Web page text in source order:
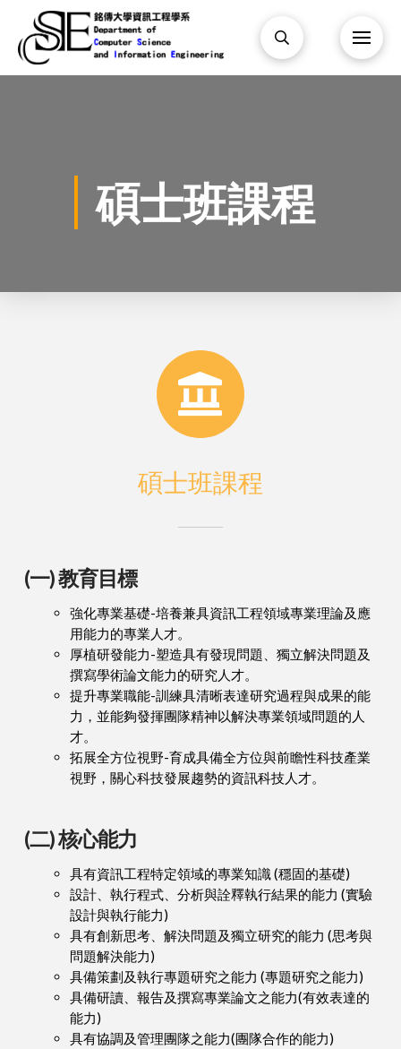
碩士班課程
碩士班課程
(一) 教育目標
強化專業基礎-培養兼具資訊工程領域專業理論及應
用能力的專業人才。
厚植研發能力-塑造具有發現問題、獨立解決問題及
撰寫學術論文能力的研究人才。
提升專業職能-訓練具清晰表達研究過程與成果的能
力，並能夠發揮團隊精神以解決專業領域問題的人
才。
拓展全方位視野-育成具備全方位與前瞻性科技產業
視野，關心科技發展趨勢的資訊科技人才。
(二) 核心能力
具有資訊工程特定領域的專業知識 (穩固的基礎)
設計、執行程式、分析與詮釋執行結果的能力 (實驗
設計與執行能力)
具有創新思考、解決問題及獨立研究的能力 (思考與
問題解決能力)
具備策劃及執行專題研究之能力 (專題研究之能力)
具備研讀、報告及撰寫專業論文之能力(有效表達的
能力)
具有協調及管理團隊之能力(團隊合作的能力)